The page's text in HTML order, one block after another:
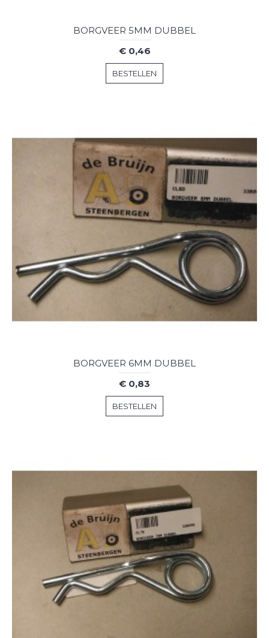
BORGVEER 5MM DUBBEL
€ 0,46
BESTELLEN
BORGVEER 6MM DUBBEL
€ 0,83
BESTELLEN